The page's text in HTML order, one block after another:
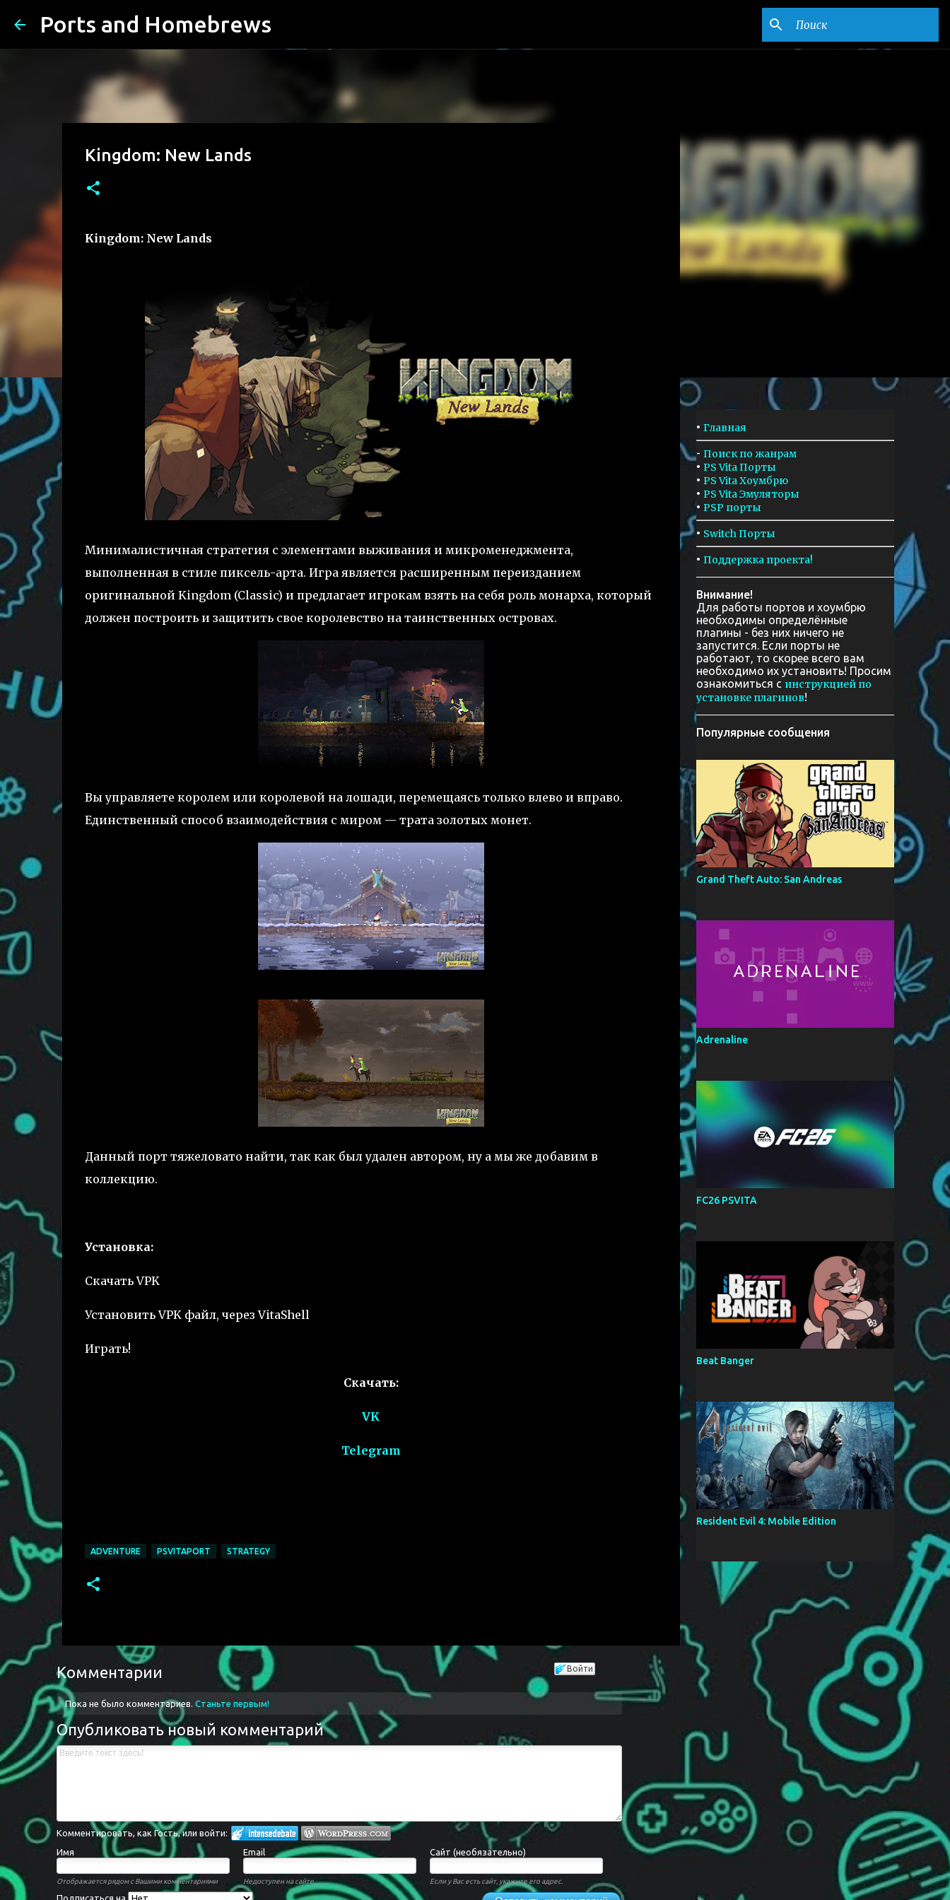
Ports and Homebrews
Kingdom: New Lands
Kingdom: New Lands
Минималистичная стратегия с элементами выживания и микроменеджмента,
выполненная в стиле пиксель-арта. Игра является расширенным переизданием
оригинальной Kingdom (Classic) и предлагает игрокам взять на себя роль монарха, который
должен построить и защитить свое королевство на таинственных островах.
Вы управляете королем или королевой на лошади, перемещаясь только влево и вправо.
Единственный способ взаимодействия с миром — трата золотых монет.
Данный порт тяжеловато найти, так как был удален автором, ну а мы же добавим в
коллекцию.
Установка:
Скачать VPK
Установить VPK файл, через VitaShell
Играть!
Скачать:
VK
Telegram
ADVENTURE PSVITAPORT STRATEGY
Войти
Комментарии
Пока не было комментариев. Станьте первым!
Опубликовать новый комментарий
Комментировать, как Гость, или войти:
Имя
Email Сайт (необязательно)
Отображается рядом с Вашими комментариями Недоступен на сайте. Если у Вас есть сайт, укажите его адрес.
Подписаться на
• Главная
- Поиск по жанрам
• PS Vita Порты
• PS Vita Хоумбрю
• PS Vita Эмуляторы
• PSP порты
• Switch Порты
• Поддержка проекта!
Внимание!
Для работы портов и хоумбрю
необходимы определённые
плагины - без них ничего не
запустится. Если порты не
работают, то скорее всего вам
необходимо их установить! Просим
ознакомиться с инструкцией по
установке плагинов!
Популярные сообщения
Grand Theft Auto: San Andreas
Adrenaline
FC26 PSVITA
Beat Banger
Resident Evil 4: Mobile Edition